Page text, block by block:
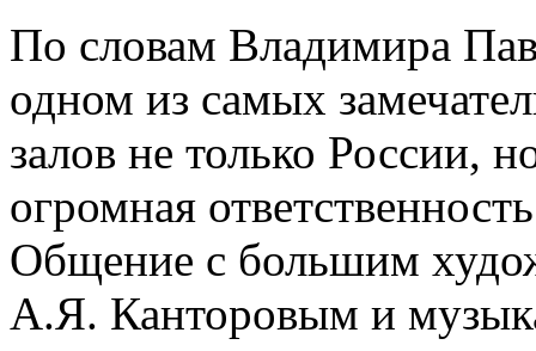
По словам Владимира
одном из самых
залов не только России,
огромная
Общение с большим
А.Я. Канторовым и